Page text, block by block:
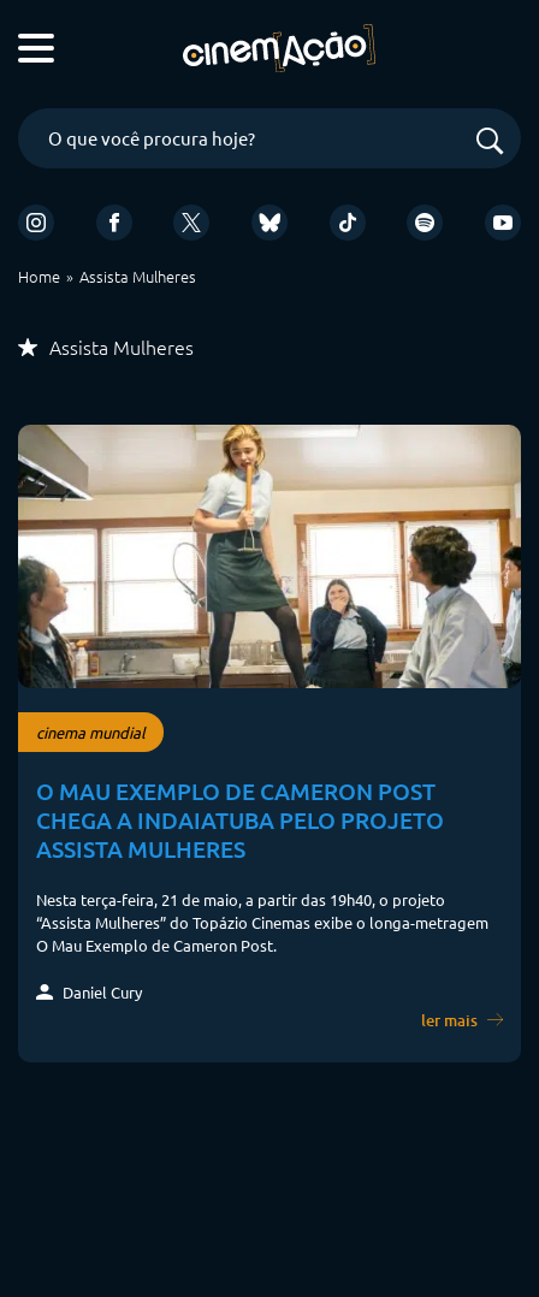
Home Assista Mulheres
Assista Mulheres
cinema mundial
O MAU EXEMPLO DE CAMERON POST
CHEGA A INDAIATUBA PELO PROJETO
ASSISTA MULHERES
Nesta terça-feira, 21 de maio, a partir das 19h40, o projeto
“Assista Mulheres” do Topázio Cinemas exibe o longa-metragem
O Mau Exemplo de Cameron Post.
Daniel Cury
ler mais